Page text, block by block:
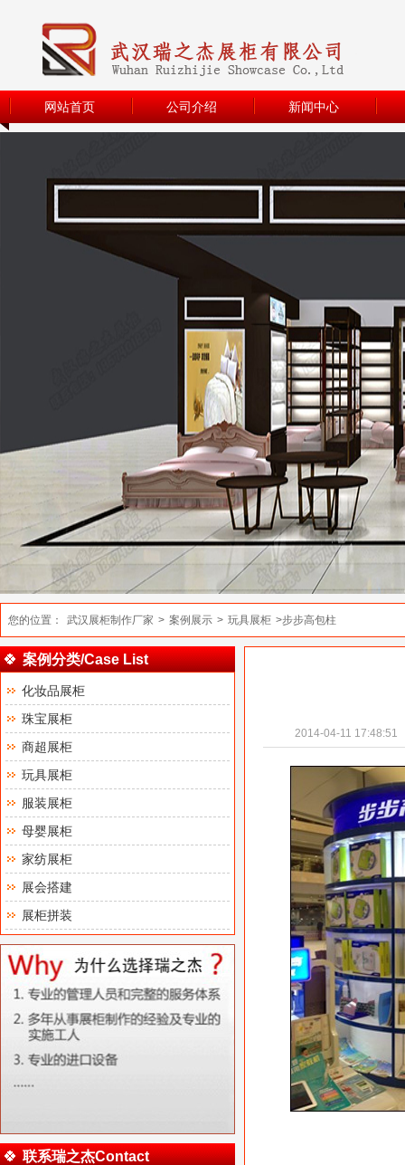
网站首页 公司介绍 新闻中心
您的位置： 武汉展柜制作厂家 > 案例展示 > 玩具展柜 >步步高包柱
案例分类/Case List
化妆品展柜
珠宝展柜
商超展柜
玩具展柜
服装展柜
母婴展柜
家纺展柜
展会搭建
展柜拼装
联系瑞之杰Contact
2014-04-11 17:48:51